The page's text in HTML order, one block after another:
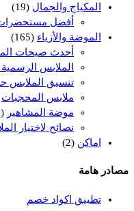
المكياج والجمال (19)
أفضل مستحضرات
الموضة والأزياء (165)
أحدث صيحات
الملابس الرسمية
تنسيق الملابس
ملابس المحجبات
موضة المشاهير (2)
نصائح لاختيار
اماكن (2)
مصادر هامة
تطبيق اكواد خصم